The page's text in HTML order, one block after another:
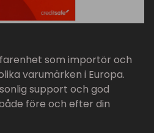
som importör och
varumärken i Europa.
support och god
före och efter din